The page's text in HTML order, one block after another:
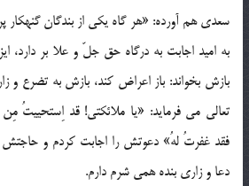
سعدي هم آورده: «هر گاه يكي از بندگان گنهكار
به اميد اجابت به درگاه حق جلّ و علا بر دارد،
بازش بخواند: باز اعراض كند، بازش به تضرع و
تعالي مي فرمايد: «يا ملائكتي! قد اِستحييتُ
فقد غفرتُ لهُ» دعوتش را اجابت كردم و حاجتش
دعا و زاري بنده همي شرم دارم.